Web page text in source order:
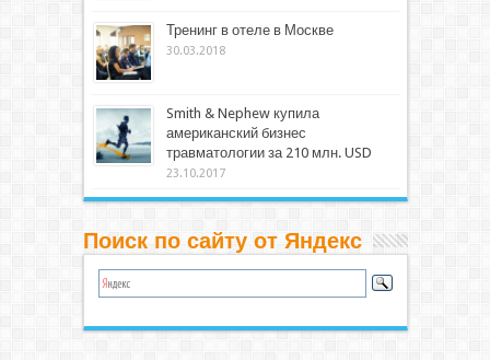
Тренинг в отеле в Москве
30.03.2018
Smith & Nephew купила
американский бизнес
травматологии за 210 млн. USD
23.10.2017
Поиск по сайту от Яндекс